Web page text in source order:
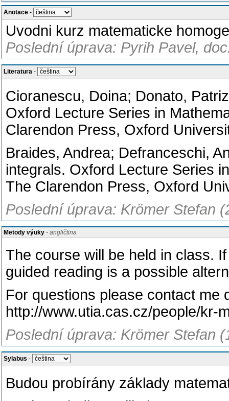
Anotace -
Uvodni kurz matematicke
Poslední úprava: Pyrih Pavel,
Literatura -
Cioranescu, Doina; Donato,
Oxford Lecture Series in
Clarendon Press, Oxford
Braides, Andrea; Defranceschi,
integrals. Oxford Lecture Series
The Clarendon Press, Oxford
Poslední úprava: Krömer Stefan
Metody výuky - angličtina
The course will be held in class.
guided reading is a possible
For questions please contact me
http://www.utia.cas.cz/people/kr-
Poslední úprava: Krömer Stefan
Sylabus -
Budou probírány základy